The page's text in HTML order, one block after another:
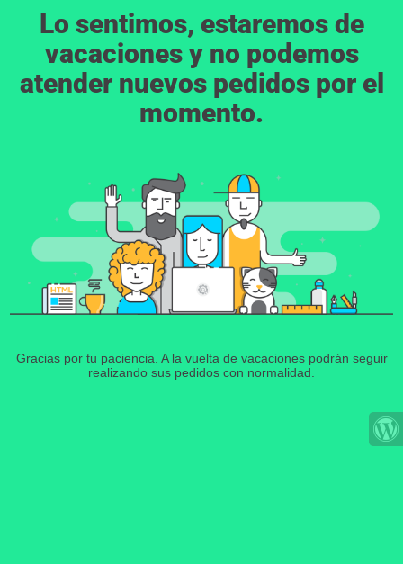
Lo sentimos, estaremos de
vacaciones y no podemos
atender nuevos pedidos por el
momento.
Gracias por tu paciencia. A la vuelta de vacaciones podrán seguir
realizando sus pedidos con normalidad.